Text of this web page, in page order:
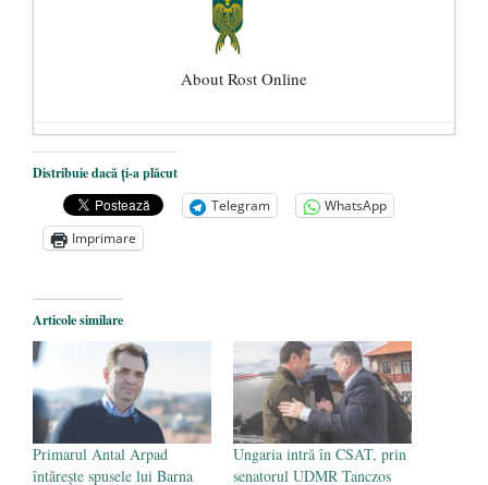
About Rost Online
Dezvăluiri cutremurătoare despre
președintele Ucrainei, Volodymyr
Zelensky
- 13 mai 2026
Statul care servește Națiunea
Legea Vexler produce efecte. Bustul
poetului Octavian Goga, înlăturat din Iași
- 16 aprilie 2026
Distribuie dacă ți-a plăcut
Telegram
WhatsApp
Imprimare
Articole similare
Primarul Antal Arpad
întărește spusele lui Barna
Ungaria intră în CSAT, prin
senatorul UDMR Tanczos